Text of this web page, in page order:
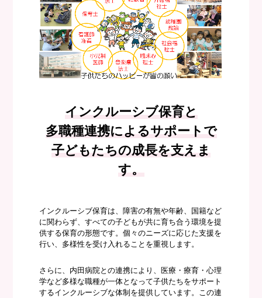
インクルーシブ保育と
多職種連携によるサポートで
子どもたちの成長を支えま
す。
インクルーシブ保育は、障害の有無や年齢、国籍など
に関わらず、すべての子どもが共に育ち合う環境を提
供する保育の形態です。個々のニーズに応じた支援を
行い、多様性を受け入れることを重視します。
さらに、内田病院との連携により、医療・療育・心理
学など多様な職種が一体となって子供たちをサポート
するインクルーシブな体制を提供しています。この連